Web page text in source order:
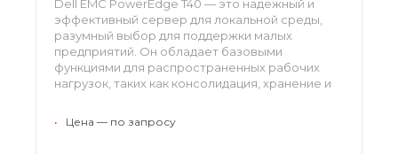
Dell EMC PowerEdge T40 — это надежный и
эффективный сервер для локальной среды,
разумный выбор для поддержки малых
предприятий. Он обладает базовыми
функциями для распространенных рабочих
нагрузок, таких как консолидация, хранение и
• Цена — по запросу